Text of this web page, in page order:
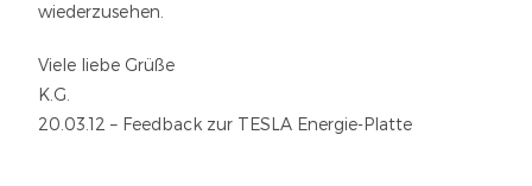
wiederzusehen.
Viele liebe Grüße
K.G.
20.03.12 – Feedback zur TESLA Energie-Platte